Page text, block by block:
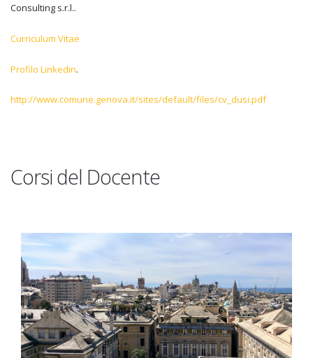
Consulting s.r.l..
Curriculum Vitae
Profilo Linkedin.
http://www.comune.genova.it/sites/default/files/cv_dusi.pdf
Corsi del Docente